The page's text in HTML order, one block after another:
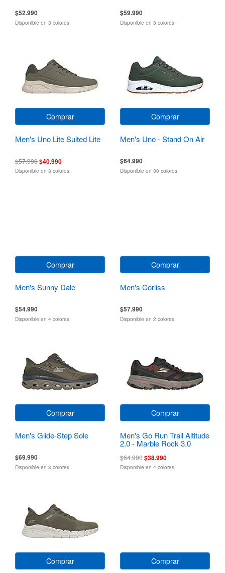
$52.990
Disponible en 3 colores
$59.990
Disponible en 3 colores
Comprar
Men's Uno Lite Suited Lite
$57.990$40.990
Disponible en 3 colores
Comprar
Men's Uno - Stand On Air
$64.990
Disponible en 30 colores
Comprar
Men's Sunny Dale
$54.990
Disponible en 4 colores
Comprar
Men's Corliss
$57.990
Disponible en 2 colores
Comprar
Men's Glide-Step Sole
$69.990
Disponible en 3 colores
Comprar
Men's Go Run Trail Altitude
2.0 - Marble Rock 3.0
$64.990$38.990
Disponible en 4 colores
Comprar Comprar